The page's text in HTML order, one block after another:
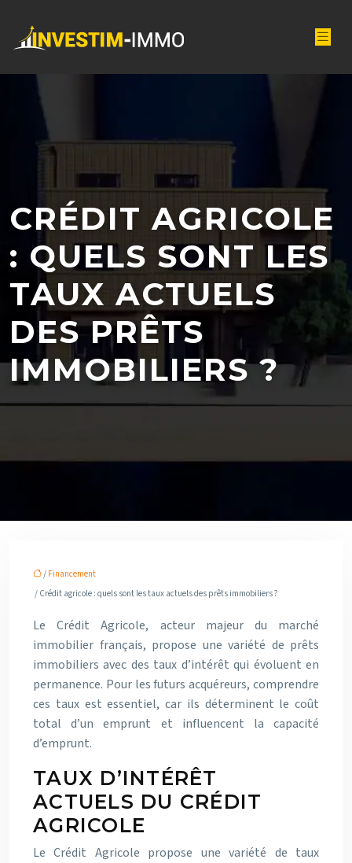
CRÉDIT AGRICOLE
: QUELS SONT LES
TAUX ACTUELS
DES PRÊTS
IMMOBILIERS ?
/ Financement
/ Crédit agricole : quels sont les taux actuels des prêts immobiliers ?
Le Crédit Agricole, acteur majeur du marché
immobilier français, propose une variété de prêts
immobiliers avec des taux d’intérêt qui évoluent en
permanence. Pour les futurs acquéreurs, comprendre
ces taux est essentiel, car ils déterminent le coût
total d’un emprunt et influencent la capacité
d’emprunt.
TAUX D’INTÉRÊT
ACTUELS DU CRÉDIT
AGRICOLE
Le Crédit Agricole propose une variété de taux